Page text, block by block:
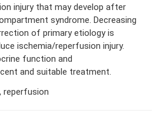
injury that may develop after
syndrome. Decreasing
of primary etiology is
ischemia/reperfusion injury.
function and
and suitable treatment.
reperfusion